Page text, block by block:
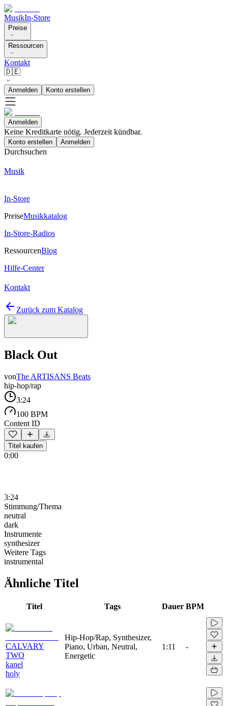
MusikIn-Store
Preise
Ressourcen
Kontakt
🇩🇪
Anmelden Konto erstellen
Anmelden
Keine Kreditkarte nötig. Jederzeit kündbar.
Konto erstellen Anmelden
Durchsuchen
Musik
In-Store
PreiseMusikkatalog
In-Store-Radios
RessourcenBlog
Hilfe-Center
Kontakt
Zurück zum Katalog
Black Out
vonThe ARTISANS Beats
hip-hop/rap
3:24
100 BPM
Content ID
Titel kaufen
0:00
3:24
Stimmung/Thema
neutral
dark
Instrumente
synthesizer
Weitere Tags
instrumental
Ähnliche Titel
Titel Tags Dauer BPM
CALVARY
TWO
kanel
holy
Hip-Hop/Rap, Synthesizer,
Piano, Urban, Neutral,
Energetic
1:11 -